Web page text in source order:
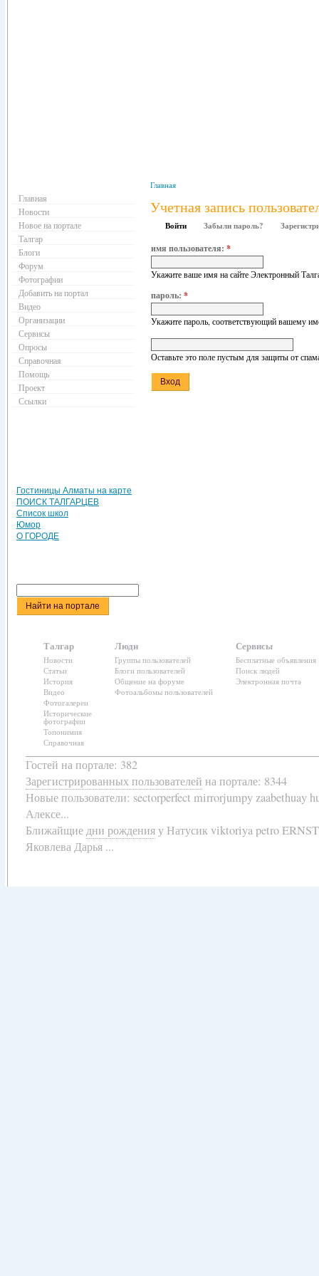
Главная
Учетная запись
Войти Забыли пароль?
имя пользователя: *
Укажите ваше имя на сайте Электронный
пароль: *
Укажите пароль, соответствующий вашему
Оставьте это поле пустым для защиты от
Главная
Новости
Новое на портале
Талгар
Блоги
Форум
Фотографии
Добавить на портал
Видео
Организации
Сервисы
Опросы
Справочная
Помощь
Проект
Ссылки
Гостиницы Алматы на карте
ПОИСК ТАЛГАРЦЕВ
Список школ
Юмор
О ГОРОДЕ
Талгар
Новости
Статьи
История
Видео
Фотогалереи
Исторические
фотографии
Топонимия
Справочная
Люди
Группы пользователей
Блоги пользователей
Общение на форуме
Фотоальбомы пользователей
Сервисы
Бесплатные объявления
Поиск людей
Электронная почта
Гостей на портале: 382
Зарегистрированных пользователей на портале: 8344
Новые пользователи: sectorperfect mirrorjumpy zaabethuay
Алексе...
Ближайщиедни рожденияу Натусик viktoriya petro
Яковлева Дарья ...